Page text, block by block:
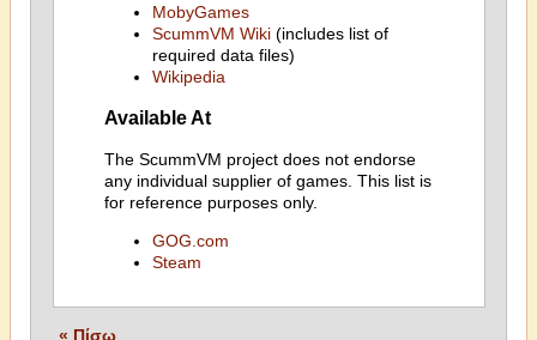
MobyGames
ScummVM Wiki(includes list of
required data files)
Wikipedia
Available At
The ScummVM project does not endorse
any individual supplier of games. This list is
for reference purposes only.
GOG.com
Steam
« Πίσω